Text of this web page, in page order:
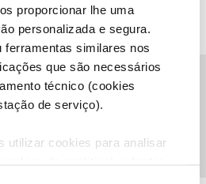
proporcionar lhe uma
personalizada e segura.
ferramentas similares nos
que são necessários
técnico (cookies
de serviço).
utilizar cookies para analisar
@Guimasenvie-nos, por favor, uma
@Fórumacompanhada do seu
"Like" nos melhores comentários.